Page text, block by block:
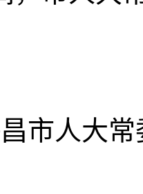
市人大